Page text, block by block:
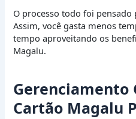
O processo todo foi
Assim, você gasta menos
tempo aproveitando os
Magalu.
Gerenciamento
Cartão Magalu